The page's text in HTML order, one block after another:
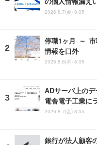
2026.8.7(金) 8:05
停職1ヶ月 ～ 市
情報を口外
2026.8.6(木) 8:05
ADサーバ上の
電舎電子工業に
2026.8.7(金) 8:05
銀行が法人顧客